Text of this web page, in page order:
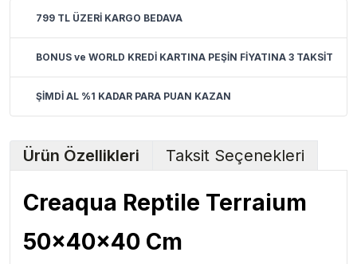
799 TL ÜZERİ KARGO BEDAVA
BONUS ve WORLD KREDİ KARTINA PEŞİN FİYATINA 3 TAKSİT
ŞİMDİ AL %1 KADAR PARA PUAN KAZAN
Ürün Özellikleri Taksit Seçenekleri
Creaqua Reptile Terraium
50x40x40 Cm